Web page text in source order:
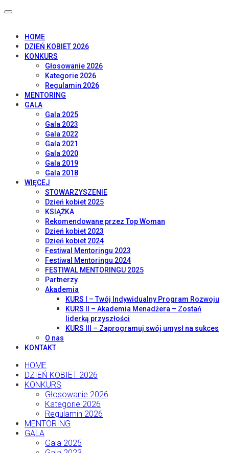
HOME
DZIEŃ KOBIET 2026
KONKURS
Głosowanie 2026
Kategorie 2026
Regulamin 2026
MENTORING
GALA
Gala 2025
Gala 2023
Gala 2022
Gala 2021
Gala 2020
Gala 2019
Gala 2018
WIĘCEJ
STOWARZYSZENIE
Dzień kobiet 2025
KSIĄŻKA
Rekomendowane przez Top Woman
Dzień kobiet 2023
Dzień kobiet 2024
Festiwal Mentoringu 2023
Festiwal Mentoringu 2024
FESTIWAL MENTORINGU 2025
Partnerzy
Akademia
KURS I – Twój Indywidualny Program Rozwoju
KURS II – Akademia Menadżera – Zostań
liderką przyszłości
KURS III – Zaprogramuj swój umysł na sukces
O nas
KONTAKT
HOME
DZIEŃ KOBIET 2026
KONKURS
Głosowanie 2026
Kategorie 2026
Regulamin 2026
MENTORING
GALA
Gala 2025